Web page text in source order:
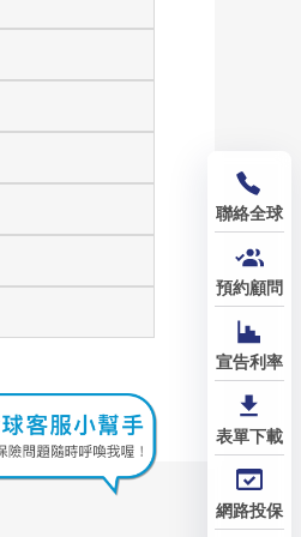
聯絡全球
預約顧問
宣告利率
表單下載
網路投保